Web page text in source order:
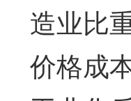
造业比
价格成